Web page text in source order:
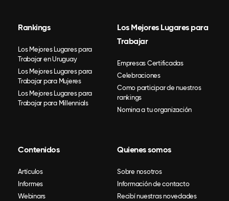
Rankings
Los Mejores Lugares para
Trabajar en Uruguay
Los Mejores Lugares para
Trabajar para Mujeres
Los Mejores Lugares para
Trabajar para Millennials
Los Mejores Lugares para
Trabajar
Empresas Certificadas
Celebraciones
Como participar de nuestros
rankings
Nomina a tu organización
Contenidos
Artículos
Informes
Webinars
Quienes somos
Sobre nosotros
Información de contacto
Recibí nuestras novedades